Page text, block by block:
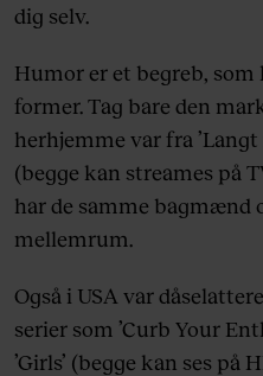
dig selv.
Humor er et begreb,
former. Tag bare den
herhjemme var fra ’Langt
(begge kan streames på
har de samme bagmænd
mellemrum.
Også i USA var
serier som ’Curb Your
’Girls’ (begge kan ses på